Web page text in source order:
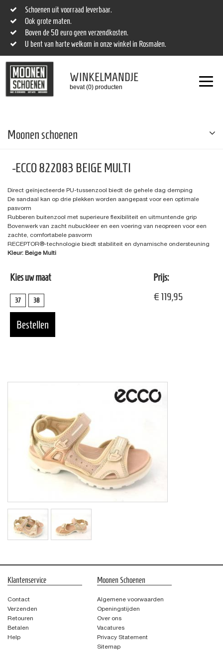
Schoenen uit voorraad leverbaar.
Ook grote maten.
Boven de 50 euro geen verzendkosten.
U bent van harte welkom in onze winkel in Rosmalen.
WINKELMANDJE
bevat (0) producten
Moonen schoenen
-ECCO 822083 BEIGE MULTI
Direct geïnjecteerde PU-tussenzool biedt de gehele dag demping
De sandaal kan op drie plekken worden aangepast voor een optimale
pasvorm
Rubberen buitenzool met superieure flexibiliteit en uitmuntende grip
Bovenwerk van zacht nubuckleer en een voering van neopreen voor een
zachte, comfortabele pasvorm
RECEPTOR®-technologie biedt stabiliteit en dynamische ondersteuning
Kleur: Beige Multi
Kies uw maat
37 38
Prijs:
€ 119,95
Klantenservice
Contact
Verzenden
Retouren
Betalen
Help
Moonen Schoenen
Algemene voorwaarden
Openingstijden
Over ons
Vacatures
Privacy Statement
Sitemap